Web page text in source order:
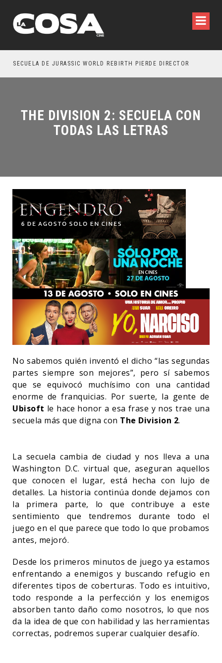
SECUELA DE JURASSIC WORLD REBIRTH PIERDE DIRECTOR
THE DIVISION 2: SECUELA CON
TODAS LAS LETRAS
No sabemos quién inventó el dicho “las segundas
partes siempre son mejores”, pero sí sabemos
que se equivocó muchísimo con una cantidad
enorme de franquicias. Por suerte, la gente de
Ubisoft le hace honor a esa frase y nos trae una
secuela más que digna con The Division 2.
La secuela cambia de ciudad y nos lleva a una
Washington D.C. virtual que, aseguran aquellos
que conocen el lugar, está hecha con lujo de
detalles. La historia continúa donde dejamos con
la primera parte, lo que contribuye a este
sentimiento que tendremos durante todo el
juego en el que parece que todo lo que probamos
antes, mejoró.
Desde los primeros minutos de juego ya estamos
enfrentando a enemigos y buscando refugio en
diferentes tipos de coberturas. Todo es intuitivo,
todo responde a la perfección y los enemigos
absorben tanto daño como nosotros, lo que nos
da la idea de que con habilidad y las herramientas
correctas, podremos superar cualquier desafío.